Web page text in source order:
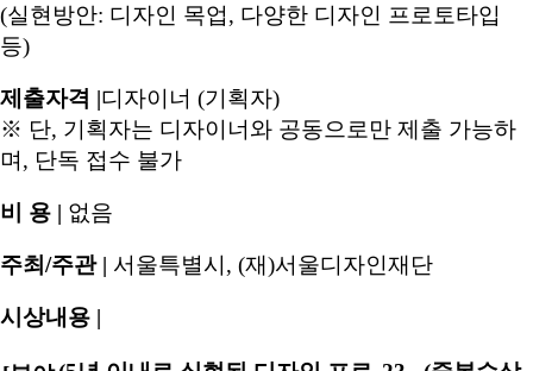
(실현방안: 디자인 목업, 다양한 디자인 프로토타입
등)
제출자격 |디자이너 (기획자)
※ 단, 기획자는 디자이너와 공동으로만 제출 가능하
며, 단독 접수 불가
비 용 | 없음
주최/주관 | 서울특별시, (재)서울디자인재단
시상내용 |